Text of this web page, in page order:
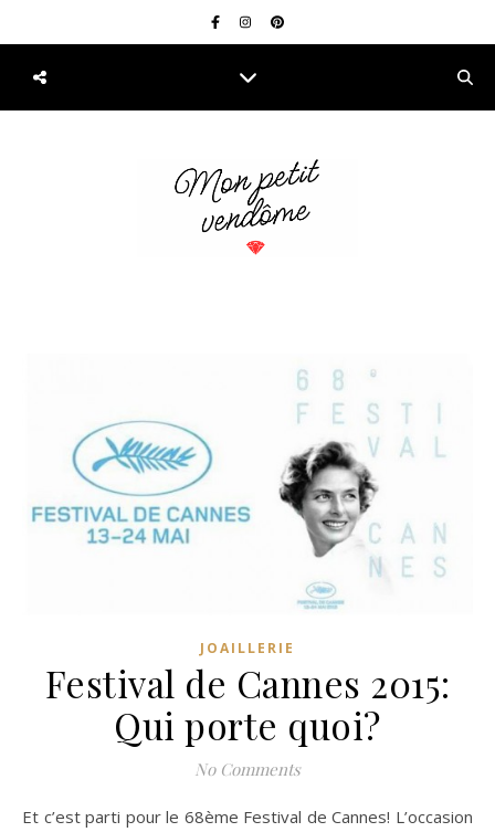
JOAILLERIE
Festival de Cannes 2015:
Qui porte quoi?
No Comments
Et c’est parti pour le 68ème Festival de Cannes! L’occasion